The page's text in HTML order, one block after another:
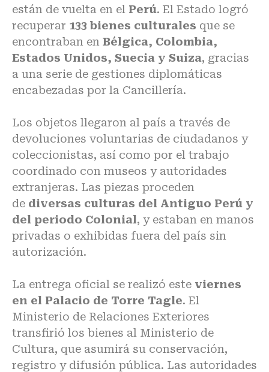
están de vuelta en el Perú. El Estado logró
recuperar 133 bienes culturales que se
encontraban en Bélgica, Colombia,
Estados Unidos, Suecia y Suiza, gracias
a una serie de gestiones diplomáticas
encabezadas por la Cancillería.
Los objetos llegaron al país a través de
devoluciones voluntarias de ciudadanos y
coleccionistas, así como por el trabajo
coordinado con museos y autoridades
extranjeras. Las piezas proceden
de diversas culturas del Antiguo Perú y
del periodo Colonial, y estaban en manos
privadas o exhibidas fuera del país sin
autorización.
La entrega oficial se realizó este viernes
en el Palacio de Torre Tagle. El
Ministerio de Relaciones Exteriores
transfirió los bienes al Ministerio de
Cultura, que asumirá su conservación,
registro y difusión pública. Las autoridades